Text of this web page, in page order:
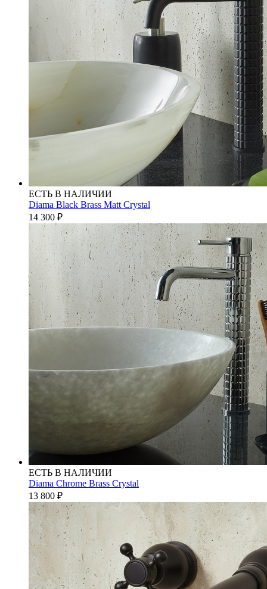
ЕСТЬ В НАЛИЧИИ
Diama Black Brass Matt Crystal
14 300 ₽
ЕСТЬ В НАЛИЧИИ
Diama Chrome Brass Crystal
13 800 ₽